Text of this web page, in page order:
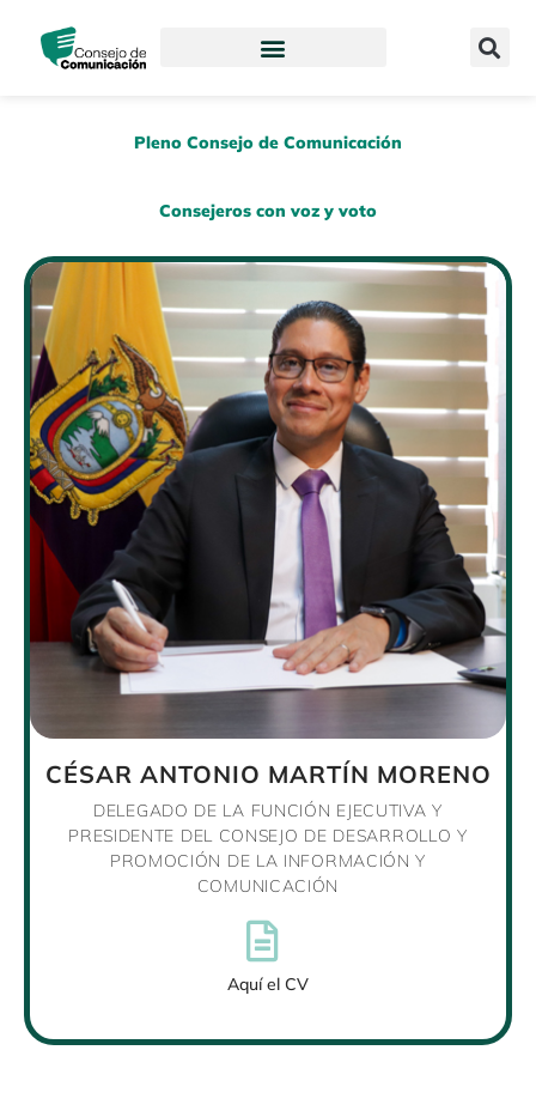
contenido
Pleno Consejo de Comunicación
Consejeros con voz y voto
CÉSAR ANTONIO MARTÍN MORENO
DELEGADO DE LA FUNCIÓN EJECUTIVA Y
PRESIDENTE DEL CONSEJO DE DESARROLLO Y
PROMOCIÓN DE LA INFORMACIÓN Y
COMUNICACIÓN
Aquí el CV